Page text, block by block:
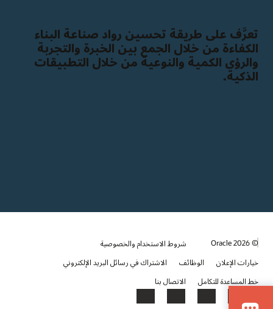
تعرَّف على طريقة تحسين رواد صناعة البناء
الكفاءة من خلال الجمع بين الخبرة والتجربة
والرؤى الكمية والنوعية من خلال التطبيقات
الذكية.
© 2026 Oracle
شروط الاستخدام والخصوصية
خيارات الإعلان
الوظائف
الاشتراك في رسائل البريد الإلكتروني
خط المساعدة للتكامل
الاتصال بنا
Facebook
X
LinkedIn
YouTube